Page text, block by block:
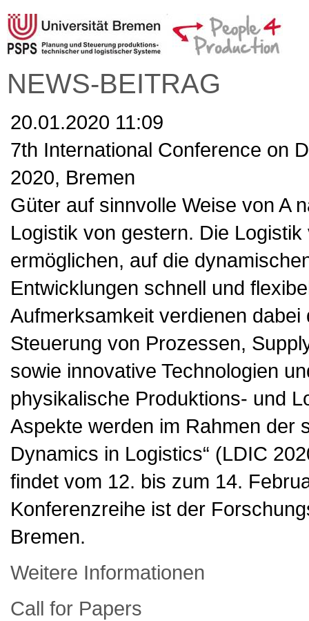
NEWS-BEITRAG
20.01.2020 11:09
7th International Conference on
2020, Bremen
Güter auf sinnvolle Weise von A
Logistik von gestern. Die
ermöglichen, auf die
Entwicklungen schnell und
Aufmerksamkeit verdienen
Steuerung von Prozessen,
sowie innovative Technologien
physikalische Produktions- und
Aspekte werden im Rahmen der
Dynamics in Logistics“ (LDIC
findet vom 12. bis zum 14.
Konferenzreihe ist der
Bremen.
Weitere Informationen
Call for Papers